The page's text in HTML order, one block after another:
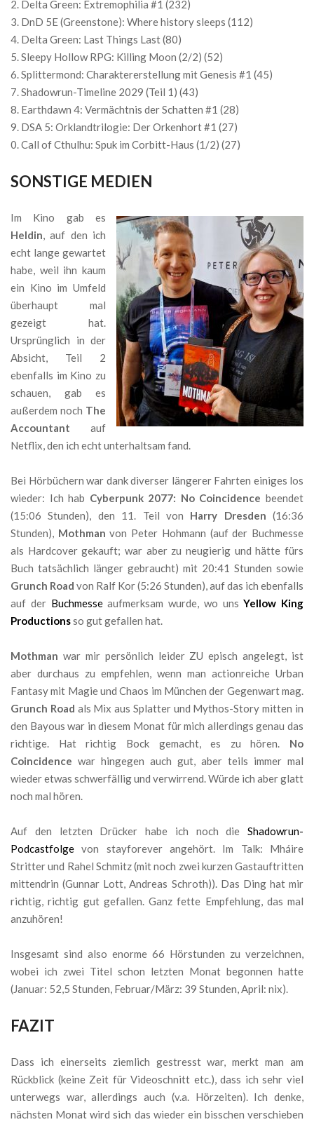
Delta Green: Extremophilia #1 (232)
DnD 5E (Greenstone): Where history sleeps (112)
Delta Green: Last Things Last (80)
Sleepy Hollow RPG: Killing Moon (2/2) (52)
Splittermond: Charaktererstellung mit Genesis #1 (45)
Shadowrun-Timeline 2029 (Teil 1) (43)
Earthdawn 4: Vermächtnis der Schatten #1 (28)
DSA 5: Orklandtrilogie: Der Orkenhort #1 (27)
Call of Cthulhu: Spuk im Corbitt-Haus (1/2) (27)
SONSTIGE MEDIEN
Im Kino gab es
Heldin , auf den ich
echt lange gewartet
habe, weil ihn kaum
ein Kino im Umfeld
überhaupt mal
gezeigt hat.
Ursprünglich in der
Absicht, Teil 2
ebenfalls im Kino zu
schauen, gab es
außerdem noch The
Accountant auf
Netflix, den ich echt unterhaltsam fand.
Bei Hörbüchern war dank diverser längerer Fahrten einiges los
wieder: Ich hab Cyberpunk 2077: No Coincidence beendet
(15:06 Stunden), den 11. Teil von Harry Dresden (16:36
Stunden), Mothman von Peter Hohmann (auf der Buchmesse
als Hardcover gekauft; war aber zu neugierig und hätte fürs
Buch tatsächlich länger gebraucht) mit 20:41 Stunden sowie
Grunch Road von Ralf Kor (5:26 Stunden), auf das ich ebenfalls
auf der Buchmesseaufmerksam wurde, wo unsYellow King
Productionsso gut gefallen hat.
Mothman war mir persönlich leider ZU episch angelegt, ist
aber durchaus zu empfehlen, wenn man actionreiche Urban
Fantasy mit Magie und Chaos im München der Gegenwart mag.
Grunch Road als Mix aus Splatter und Mythos-Story mitten in
den Bayous war in diesem Monat für mich allerdings genau das
richtige. Hat richtig Bock gemacht, es zu hören. No
Coincidence war hingegen auch gut, aber teils immer mal
wieder etwas schwerfällig und verwirrend. Würde ich aber glatt
noch mal hören.
Auf den letzten Drücker habe ich noch die Shadowrun-
Podcastfolge von stayforever angehört. Im Talk: Mháire
Stritter und Rahel Schmitz (mit noch zwei kurzen Gastauftritten
mittendrin (Gunnar Lott, Andreas Schroth)). Das Ding hat mir
richtig, richtig gut gefallen. Ganz fette Empfehlung, das mal
anzuhören!
Insgesamt sind also enorme 66 Hörstunden zu verzeichnen,
wobei ich zwei Titel schon letzten Monat begonnen hatte
(Januar: 52,5 Stunden, Februar/März: 39 Stunden, April: nix).
FAZIT
Dass ich einerseits ziemlich gestresst war, merkt man am
Rückblick (keine Zeit für Videoschnitt etc.), dass ich sehr viel
unterwegs war, allerdings auch (v.a. Hörzeiten). Ich denke,
nächsten Monat wird sich das wieder ein bisschen verschieben